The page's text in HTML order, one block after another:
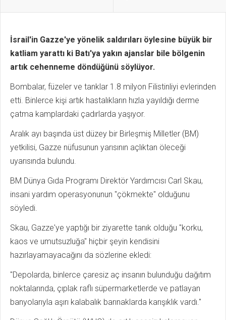
İsrail'in Gazze'ye yönelik saldırıları öylesine büyük bir
katliam yarattı ki Batı'ya yakın ajanslar bile bölgenin
artık cehenneme döndüğünü söylüyor.
Bombalar, füzeler ve tanklar 1.8 milyon Filistinliyi evlerinden
etti. Binlerce kişi artık hastalıkların hızla yayıldığı derme
çatma kamplardaki çadırlarda yaşıyor.
Aralık ayı başında üst düzey bir Birleşmiş Milletler (BM)
yetkilisi, Gazze nüfusunun yarısının açlıktan öleceği
uyarısında bulundu.
BM Dünya Gıda Programı Direktör Yardımcısı Carl Skau,
insani yardım operasyonunun "çökmekte" olduğunu
söyledi.
Skau, Gazze'ye yaptığı bir ziyarette tanık olduğu "korku,
kaos ve umutsuzluğa" hiçbir şeyin kendisini
hazırlayamayacağını da sözlerine ekledi:
"Depolarda, binlerce çaresiz aç insanın bulunduğu dağıtım
noktalarında, çıplak raflı süpermarketlerde ve patlayan
banyolarıyla aşırı kalabalık barınaklarda karışıklık vardı."